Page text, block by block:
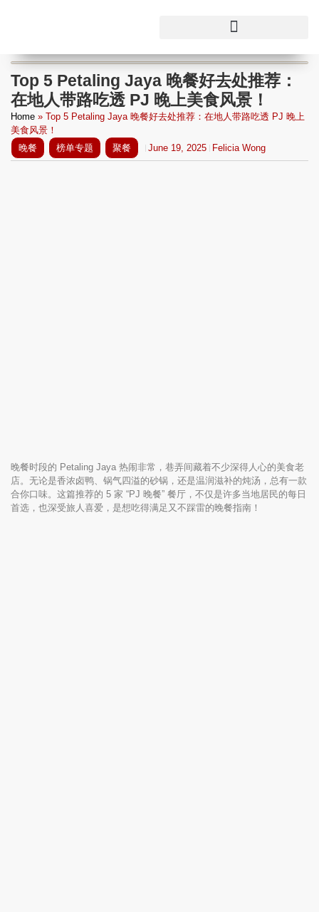
Top 5 Petaling Jaya 晚餐好去处推荐：
在地人带路吃透 PJ 晚上美食风景！
Home » Top 5 Petaling Jaya 晚餐好去处推荐：在地人带路吃透 PJ 晚上
美食风景！
晚餐
榜单专题 聚餐 June 19, 2025 Felicia Wong
晚餐时段的 Petaling Jaya 热闹非常，巷弄间藏着不少深得人心的美食老
店。无论是香浓卤鸭、锅气四溢的砂锅，还是温润滋补的炖汤，总有一款
合你口味。这篇推荐的 5 家 “PJ 晚餐” 餐厅，不仅是许多当地居民的每日
首选，也深受旅人喜爱，是想吃得满足又不踩雷的晚餐指南！